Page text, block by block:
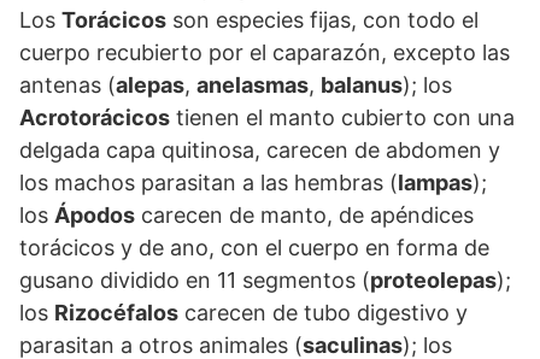
Los Torácicos son especies fijas, con todo el
cuerpo recubierto por el caparazón, excepto las
antenas (alepas, anelasmas, balanus); los
Acrotorácicos tienen el manto cubierto con una
delgada capa quitinosa, carecen de abdomen y
los machos parasitan a las hembras (lampas);
los Ápodos carecen de manto, de apéndices
torácicos y de ano, con el cuerpo en forma de
gusano dividido en 11 segmentos (proteolepas);
los Rizocéfalos carecen de tubo digestivo y
parasitan a otros animales (saculinas); los